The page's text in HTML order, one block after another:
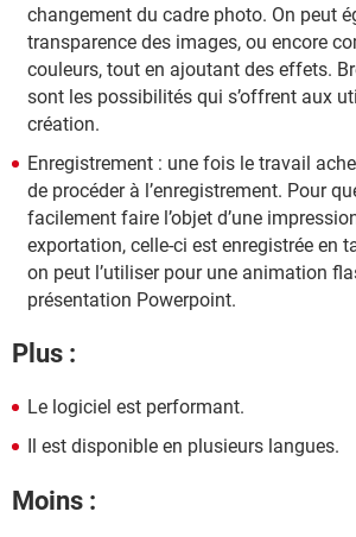
changement du cadre photo. On peut
transparence des images, ou encore
couleurs, tout en ajoutant des effets.
sont les possibilités qui s’offrent aux
création.
Enregistrement : une fois le travail
de procéder à l’enregistrement. Pour
facilement faire l’objet d’une
exportation, celle-ci est enregistrée en
on peut l’utiliser pour une animation
présentation Powerpoint.
Plus :
Le logiciel est performant.
Il est disponible en plusieurs langues.
Moins :